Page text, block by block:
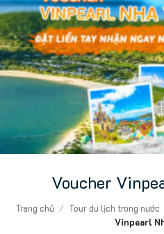
Voucher
Trang chủ / Tour du lịch trong nước
Vinpearl